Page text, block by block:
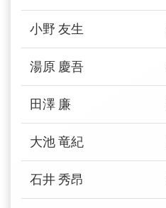
小野 友生
湯原 慶吾
田澤 廉
大池 竜紀
石井 秀昂